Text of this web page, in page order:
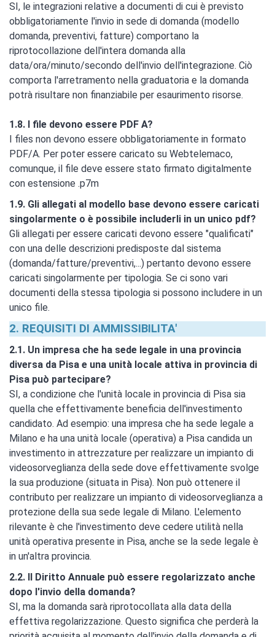
SI, le integrazioni relative a documenti di cui è previsto
obbligatoriamente l'invio in sede di domanda (modello
domanda, preventivi, fatture) comportano la
riprotocollazione dell'intera domanda alla
data/ora/minuto/secondo dell'invio dell'integrazione. Ciò
comporta l'arretramento nella graduatoria e la domanda
potrà risultare non finanziabile per esaurimento risorse.
1.8. I file devono essere PDF A?
I files non devono essere obbligatoriamente in formato
PDF/A. Per poter essere caricato su Webtelemaco,
comunque, il file deve essere stato firmato digitalmente
con estensione .p7m
1.9. Gli allegati al modello base devono essere caricati
singolarmente o è possibile includerli in un unico pdf?
Gli allegati per essere caricati devono essere "qualificati"
con una delle descrizioni predisposte dal sistema
(domanda/fatture/preventivi,...) pertanto devono essere
caricati singolarmente per tipologia. Se ci sono vari
documenti della stessa tipologia si possono includere in un
unico file.
2. REQUISITI DI AMMISSIBILITA'
2.1. Un impresa che ha sede legale in una provincia
diversa da Pisa e una unità locale attiva in provincia di
Pisa può partecipare?
SI, a condizione che l'unità locale in provincia di Pisa sia
quella che effettivamente beneficia dell'investimento
candidato. Ad esempio: una impresa che ha sede legale a
Milano e ha una unità locale (operativa) a Pisa candida un
investimento in attrezzature per realizzare un impianto di
videosorveglianza della sede dove effettivamente svolge
la sua produzione (situata in Pisa). Non può ottenere il
contributo per realizzare un impianto di videosorveglianza a
protezione della sua sede legale di Milano. L'elemento
rilevante è che l'investimento deve cedere utilità nella
unità operativa presente in Pisa, anche se la sede legale è
in un'altra provincia.
2.2. Il Diritto Annuale può essere regolarizzato anche
dopo l'invio della domanda?
SI, ma la domanda sarà riprotocollata alla data della
effettiva regolarizzazione. Questo significa che perderà la